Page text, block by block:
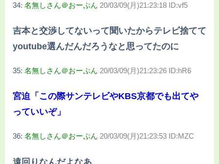
34: 名無しさん＠おーぷん 20/03/09(月)21:23:18 ID:vf5
吉本と交渉してないって聞いたからテレビ捨てて
youtube選んだんだろうなと思ってたのに
35: 名無しさん＠おーぷん 20/03/09(月)21:23:26 ID:hR6
宮迫「この際サンテレビやKBS京都でも出てや
っていいぞ」
36: 名無しさん＠おーぷん 20/03/09(月)21:23:53 ID:MZC
遠回りなんだよなあ